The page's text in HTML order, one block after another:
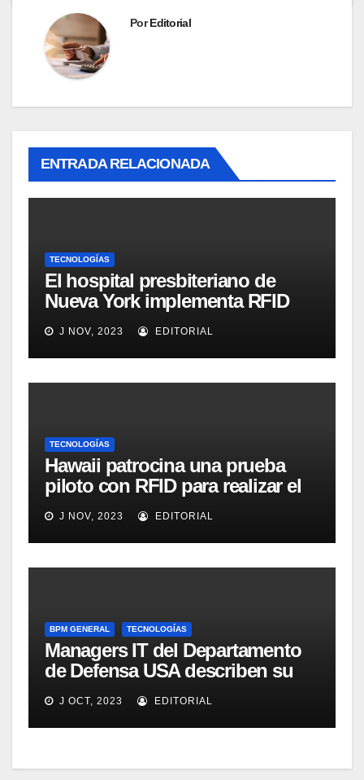
PorEditorial
ENTRADA RELACIONADA
TECNOLOGÍAS
El hospital presbiteriano de
Nueva York implementa RFID
para mejorar el proceso de
inventario de equipamiento
médico
J NOV, 2023 EDITORIAL
TECNOLOGÍAS
Hawaii patrocina una prueba
piloto con RFID para realizar el
seguimiento y control de
alimentos
J NOV, 2023 EDITORIAL
BPM GENERAL TECNOLOGÍAS
Managers IT del Departamento
de Defensa USA describen su
implementación SOA
J OCT, 2023 EDITORIAL